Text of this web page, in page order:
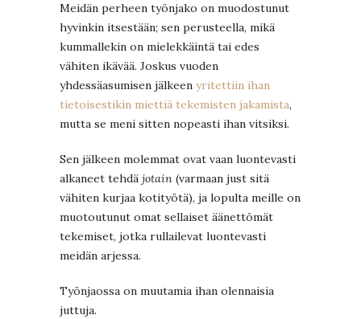
Meidän perheen työnjako on muodostunut
hyvinkin itsestään; sen perusteella, mikä
kummallekin on mielekkäintä tai edes
vähiten ikävää. Joskus vuoden
yhdessäasumisen jälkeen yritettiin ihan
tietoisestikin miettiä tekemisten jakamista,
mutta se meni sitten nopeasti ihan vitsiksi.
Sen jälkeen molemmat ovat vaan luontevasti
alkaneet tehdä jotain (varmaan just sitä
vähiten kurjaa kotityötä), ja lopulta meille on
muotoutunut omat sellaiset äänettömät
tekemiset, jotka rullailevat luontevasti
meidän arjessa.
Työnjaossa on muutamia ihan olennaisia
juttuja.